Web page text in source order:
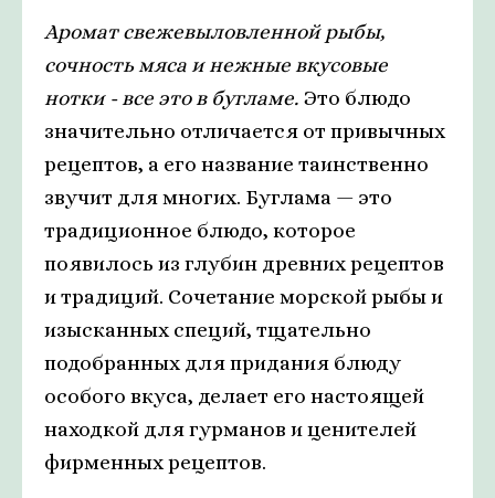
Аромат свежевыловленной рыбы,
сочность мяса и нежные вкусовые
нотки - все это в бугламе. Это блюдо
значительно отличается от привычных
рецептов, а его название таинственно
звучит для многих. Буглама — это
традиционное блюдо, которое
появилось из глубин древних рецептов
и традиций. Сочетание морской рыбы и
изысканных специй, тщательно
подобранных для придания блюду
особого вкуса, делает его настоящей
находкой для гурманов и ценителей
фирменных рецептов.